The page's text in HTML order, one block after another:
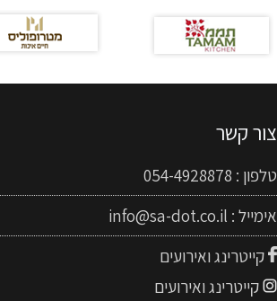
צור קשר
טלפון : 054-4928878
אימייל : info@sa-dot.co.il
קייטרינג ואירועים
קייטרינג ואירועים